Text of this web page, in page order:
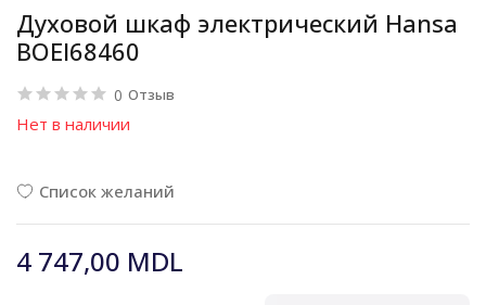
Духовой шкаф электрический Hansa
BOEI68460
0 Отзыв
Нет в наличии
Список желаний
4 747,00 MDL